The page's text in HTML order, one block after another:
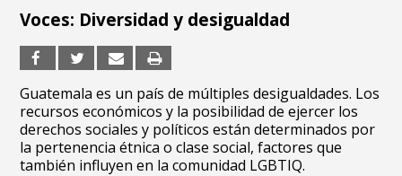
Voces: Diversidad y desigualdad
Guatemala es un país de múltiples desigualdades. Los
recursos económicos y la posibilidad de ejercer los
derechos sociales y políticos están determinados por
la pertenencia étnica o clase social, factores que
también influyen en la comunidad LGBTIQ.